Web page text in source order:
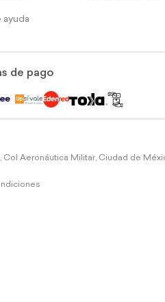
de pago
Col Aeronáutica Militar, Ciudad de